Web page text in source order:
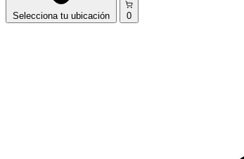
Selecciona tu ubicación 0